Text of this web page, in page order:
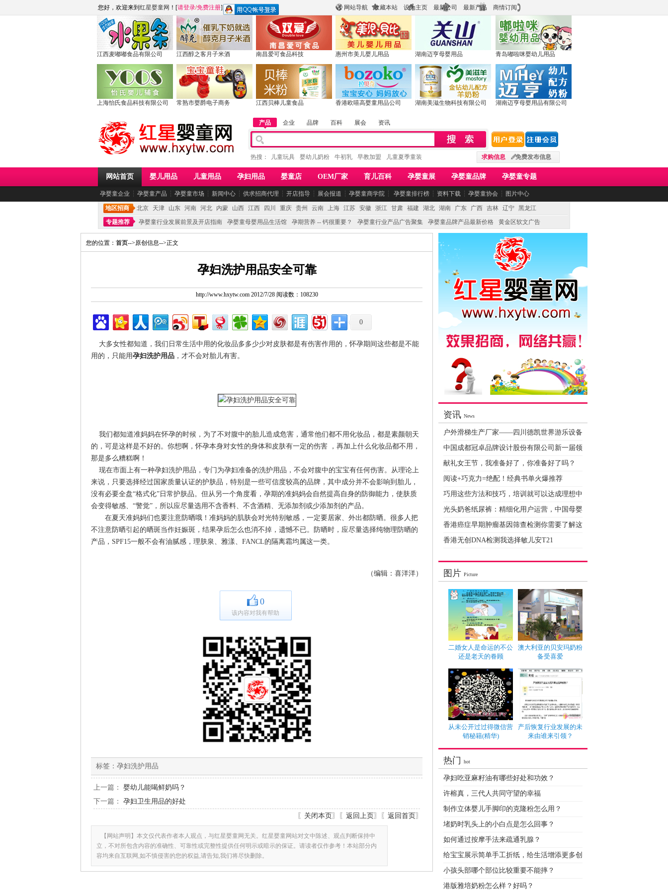
网站导航 收藏本站 设为主页 最新公司 最新产品 商情订阅
您好，欢迎来到 红星婴童网 ！[请登录/免费注册]
江西麦嘟嘟食品有限公司 江西醇之客月子米酒 南昌爱可食品科技 惠州市美儿婴儿用品 湖南迈亨母婴用品 青岛嘟啦咪婴幼儿用品
上海怡氏食品科技有限公司 常熟市婴爵电子商务 江西贝棒儿童食品 香港欧嘻高婴童用品公司 湖南美滋生物科技有限公司 湖南迈亨母婴用品有限公司
产品 企业 品牌 百科 展会 资讯
求购信息 免费发布信息
热搜： 儿童玩具 婴幼儿奶粉 牛初乳 早教加盟 儿童夏季童装
网站首页 婴儿用品 儿童用品 孕妇用品 婴童店 OEM厂家 育儿百科 孕婴童展 孕婴童品牌 孕婴童专题
孕婴童企业 ┆ 孕婴童产品 ┆ 孕婴童市场 ┆ 新闻中心 ┆ 供求招商代理 ┆ 开店指导 ┆ 展会报道 ┆ 孕婴童商学院 ┆ 孕婴童排行榜 ┆ 资料下载 ┆ 孕婴童协会 ┆ 图片中心
地区招商 北京 天津 山东 河南 河北 内蒙 山西 江西 四川 重庆 贵州 云南 上海 江苏 安徽 浙江 甘肃 福建 湖北 湖南 广东 广西 吉林 辽宁 黑龙江
专题推荐
孕婴童行业发展前景及开店指南 孕婴童母婴用品生活馆 孕期营养 -- 钙很重要？ 孕婴童行业产品广告聚集 孕婴童品牌产品最新价格 黄金区软文广告
您的位置： 首页-->原创信息-->正文
孕妇洗护用品安全可靠
http://www.hxytw.com 2012/7/28 阅读数：108230
0
大多女性都知道，我们日常生活中用的化妆品多多少少对皮肤都是有伤害作用的，怀孕期间这些都是不能
用的，只能用孕妇洗护用品 ，才不会对胎儿有害。
我们都知道准妈妈在怀孕的时候，为了不对腹中的胎儿造成危害，通常他们都不用化妆品，都是素颜朝天
的，可是这样是不好的。你想啊，怀孕本身对女性的身体和皮肤有一定的伤害 ，再加上什么化妆品都不用，
那是多么糟糕啊！
现在市面上有一种孕妇洗护用品，专门为孕妇准备的洗护用品，不会对腹中的宝宝有任何伤害。从理论上
来说，只要选择经过国家质量认证的护肤品，特别是一些可信度较高的品牌，其中成分并不会影响到胎儿，
没有必要全盘“格式化”日常护肤品。但从另一个角度看，孕期的准妈妈会自然提高自身的防御能力，使肤质
会变得敏感、“警觉”，所以应尽量选用不含香料、不含酒精、无添加剂或少添加剂的产品。
在夏天准妈妈们也要注意防晒哦！准妈妈的肌肤会对光特别敏感，一定要居家、外出都防晒。很多人把
不注意防晒引起的晒斑当作妊娠斑，结果孕后怎么也消不掉，遗憾不已。防晒时，应尽量选择纯物理防晒的
产品，SPF15一般不会有油腻感，理肤泉、雅漾、FANCL的隔离霜均属这一类。
（编辑：喜洋洋）
0
该内容对我有帮助
标签： 孕妇洗护用品
上一篇： 婴幼儿能喝鲜奶吗？
下一篇： 孕妇卫生用品的好处
〖 关闭本页〗〖 返回上页〗〖 返回首页〗
【网站声明】本文仅代表作者本人观点，与红星婴童网无关。红星婴童网站对文中陈述、观点判断保持中
立，不对所包含内容的准确性、可靠性或完整性提供任何明示或暗示的保证。请读者仅作参考！本站部分内
容均来自互联网,如不慎侵害的您的权益,请告知,我们将尽快删除。
资讯 News
户外滑梯生产厂家——四川德凯世界游乐设备
中国成都冠卓品牌设计股份有限公司新一届领
献礼女王节，我准备好了，你准备好了吗？
阅读+巧克力=绝配！经典书单火爆推荐
巧用这些方法和技巧，培训就可以达成理想中
光头奶爸纸尿裤：精细化用户运营，中国母婴
香港癌症早期肿瘤基因筛查检测你需要了解这
香港无创DNA检测我选择敏儿安T21
图片 Picture
二婚女人是命运的不公
还是老天的眷顾
澳大利亚的贝安玛奶粉
备受喜爱
从未公开过过得微信营
销秘籍(精华)
产后恢复行业发展的未
来由谁来引领？
热门 hot
孕妇吃亚麻籽油有哪些好处和功效？
许榕真，三代人共同守望的幸福
制作立体婴儿手脚印的克隆粉怎么用？
堵奶时乳头上的小白点是怎么回事？
如何通过按摩手法来疏通乳腺？
给宝宝展示简单手工折纸，给生活增添更多创
小孩头部哪个部位比较重要不能摔？
港版雅培奶粉怎么样？好吗？